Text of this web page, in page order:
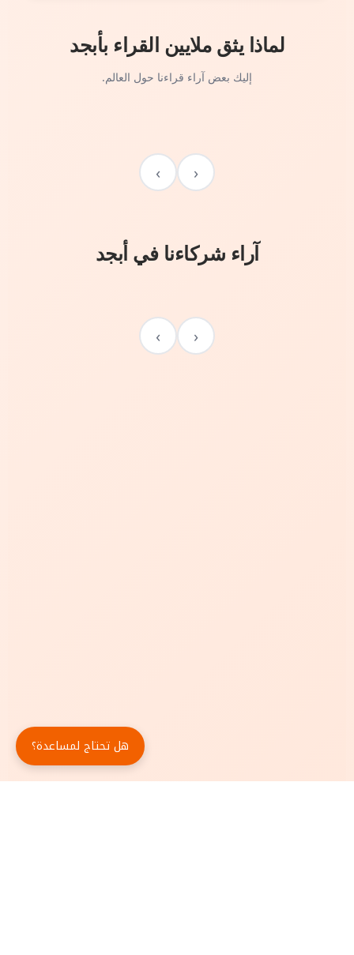
لماذا يثق ملايين القراء بأبجد
إليك بعض آراء قراءنا حول العالم.
‹
›
آراء شركاءنا في أبجد
‹
›
هل تحتاج لمساعدة؟